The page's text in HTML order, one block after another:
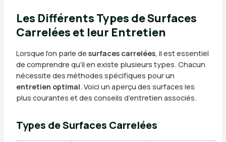
Les Différents Types de Surfaces
Carrelées et leur Entretien
Lorsque l’on parle de surfaces carrelées, il est essentiel
de comprendre qu’il en existe plusieurs types. Chacun
nécessite des méthodes spécifiques pour un
entretien optimal. Voici un aperçu des surfaces les
plus courantes et des conseils d’entretien associés.
Types de Surfaces Carrelées